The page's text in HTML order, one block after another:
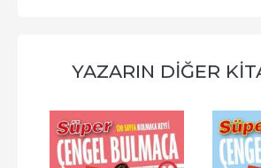
YAZARIN DIĞER